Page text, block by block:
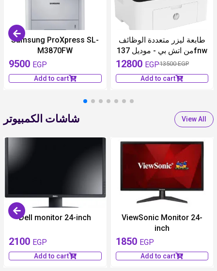
Samsung ProXpress SL-
M3870FW
9500 EGP
Add to cart
طابعة ليزر متعددة الوظائف
من اتش بي - موديل 137fnw
12800 EGP13500 EGP
Add to cart
شاشات الكمبيوتر View All
Dell monitor 24-inch
2100 EGP
Add to cart
ViewSonic Monitor 24-
inch
1850 EGP
Add to cart